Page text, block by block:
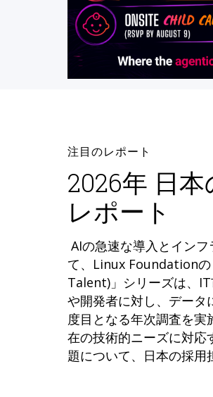
注目のレポート
2026年 日
レポート
AIの急速な導入とイン
て、Linux Foundation
Talent)」シリーズは、
や開発者に対し、データ
度目となる年次調査を
在の技術的ニーズに対応
題について、日本の採用